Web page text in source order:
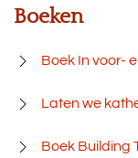
Boeken
Boek In voor-
Laten we
Boek Building